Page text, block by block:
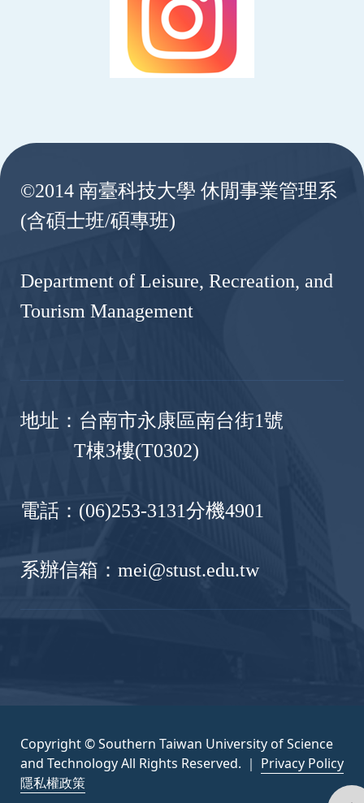
©2014 南臺科技大學 休閒事業管理系
(含碩士班/碩專班)
Department of Leisure, Recreation, and
Tourism Management
地址：台南市永康區南台街1號
T棟3樓(T0302)
電話：(06)253-3131分機4901
系辦信箱：mei@stust.edu.tw
Copyright © Southern Taiwan University of Science
and Technology All Rights Reserved. ｜ Privacy Policy
隱私權政策